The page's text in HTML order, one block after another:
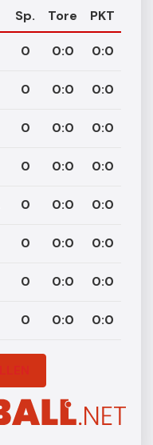
Sp. Tore PKT
0 0:0 0:0
0 0:0 0:0
0 0:0 0:0
0 0:0 0:0
0 0:0 0:0
0 0:0 0:0
0 0:0 0:0
0 0:0 0:0